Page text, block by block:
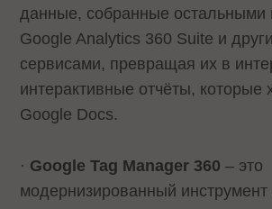
данные, собранные остальными
Google Analytics 360 Suite и
сервисами, превращая их в
интерактивные отчёты, которые
Google Docs.
· Google Tag Manager 360 – это
модернизированный